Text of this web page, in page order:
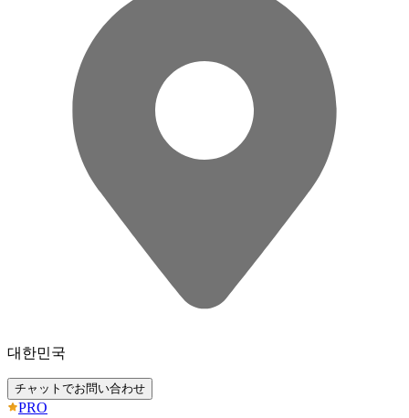
대한민국
チャットでお問い合わせ
PRO